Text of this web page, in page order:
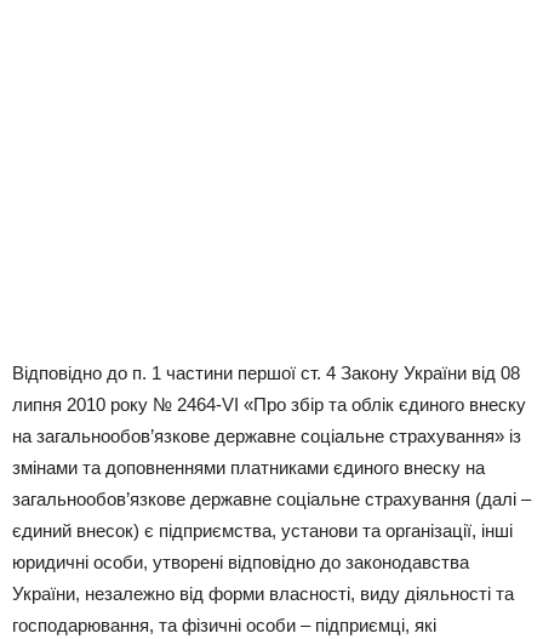
Відповідно до п. 1 частини першої ст. 4 Закону України від 08
липня 2010 року № 2464-VI «Про збір та облік єдиного внеску
на загальнообов’язкове державне соціальне страхування» із
змінами та доповненнями платниками єдиного внеску на
загальнообов’язкове державне соціальне страхування (далі –
єдиний внесок) є підприємства, установи та організації, інші
юридичні особи, утворені відповідно до законодавства
України, незалежно від форми власності, виду діяльності та
господарювання, та фізичні особи – підприємці, які